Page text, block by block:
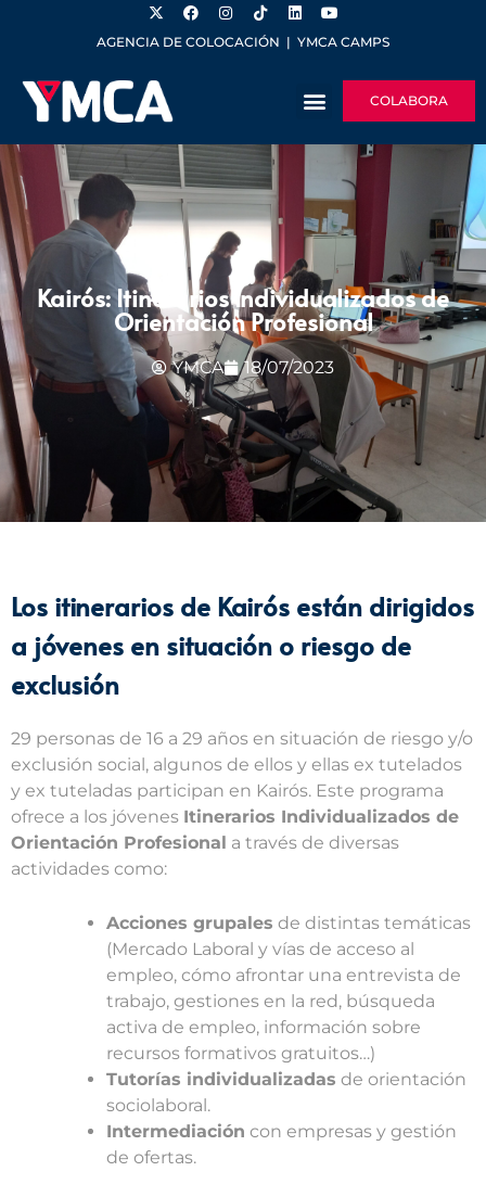
AGENCIA DE COLOCACIÓN | YMCA CAMPS
COLABORA
Kairós: Itinerarios Individualizados de
Orientación Profesional
YMCA 18/07/2023
Los itinerarios de Kairós están dirigidos
a jóvenes en situación o riesgo de
exclusión
29 personas de 16 a 29 años en situación de riesgo y/o
exclusión social, algunos de ellos y ellas ex tutelados
y ex tuteladas participan en Kairós. Este programa
ofrece a los jóvenes Itinerarios Individualizados de
Orientación Profesional a través de diversas
actividades como:
Acciones grupales de distintas temáticas
(Mercado Laboral y vías de acceso al
empleo, cómo afrontar una entrevista de
trabajo, gestiones en la red, búsqueda
activa de empleo, información sobre
recursos formativos gratuitos…)
Tutorías individualizadas de orientación
sociolaboral.
Intermediación con empresas y gestión
de ofertas.